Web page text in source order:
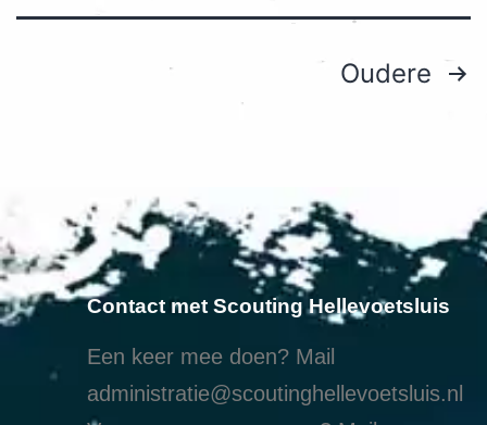
Oudere
Contact met Scouting Hellevoetsluis
Een keer mee doen? Mail
administratie@scoutinghellevoetsluis.nl